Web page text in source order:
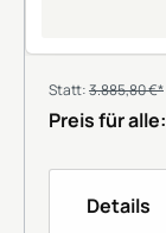
Statt:3.885,80 €*
Preis für alle:
Details